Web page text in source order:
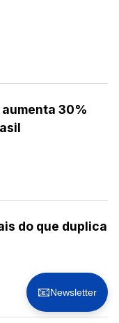
30%
do que duplica
📧Newsletter